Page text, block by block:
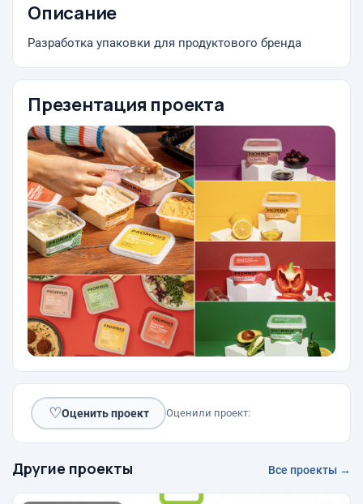
Описание
Разработка упаковки для продуктового бренда
Презентация проекта
♡Оценить проект Оценили проект:
Другие проекты Все проекты →